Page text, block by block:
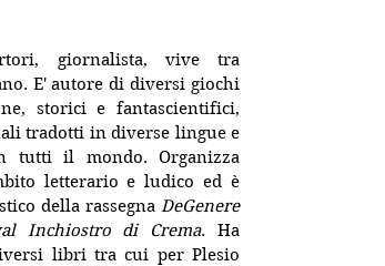
giornalista, vive tra
E' autore di diversi giochi
storici e fantascientifici,
tradotti in diverse lingue e
tutti il mondo. Organizza
letterario e ludico ed è
della rassegna DeGenere
Inchiostro di Crema. Ha
libri tra cui per Plesio